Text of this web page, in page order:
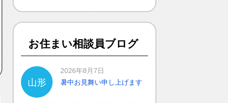
お住まい相談員ブログ
山形
2026年8月7日
暑中お見舞い申し上げます